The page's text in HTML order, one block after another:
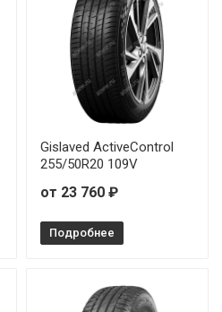
265/45R21 108V
305/30R21 104Y
Gislaved ActiveControl
255/50R20 109V
от 23 760 ₽
Подробнее